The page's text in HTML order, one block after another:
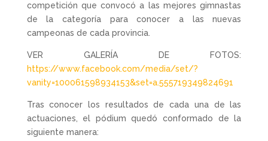
competición que convocó a las mejores gimnastas
de la categoría para conocer a las nuevas
campeonas de cada provincia.
VER GALERÍA DE FOTOS:
https://www.facebook.com/media/set/?
vanity=100061598934153&set=a.555719349824691
Tras conocer los resultados de cada una de las
actuaciones, el pódium quedó conformado de la
siguiente manera: